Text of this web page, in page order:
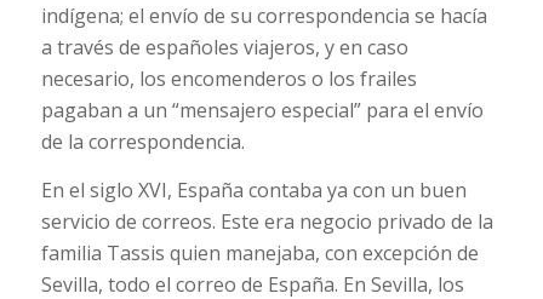
indígena; el envío de su correspondencia se hacía
a través de españoles viajeros, y en caso
necesario, los encomenderos o los frailes
pagaban a un “mensajero especial” para el envío
de la correspondencia.
En el siglo XVI, España contaba ya con un buen
servicio de correos. Este era negocio privado de la
familia Tassis quien manejaba, con excepción de
Sevilla, todo el correo de España. En Sevilla, los